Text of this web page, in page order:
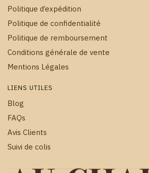
Politique d’expédition
Politique de confidentialité
Politique de remboursement
Conditions générale de vente
Mentions Légales
LIENS UTILES
Blog
FAQs
Avis Clients
Suivi de colis